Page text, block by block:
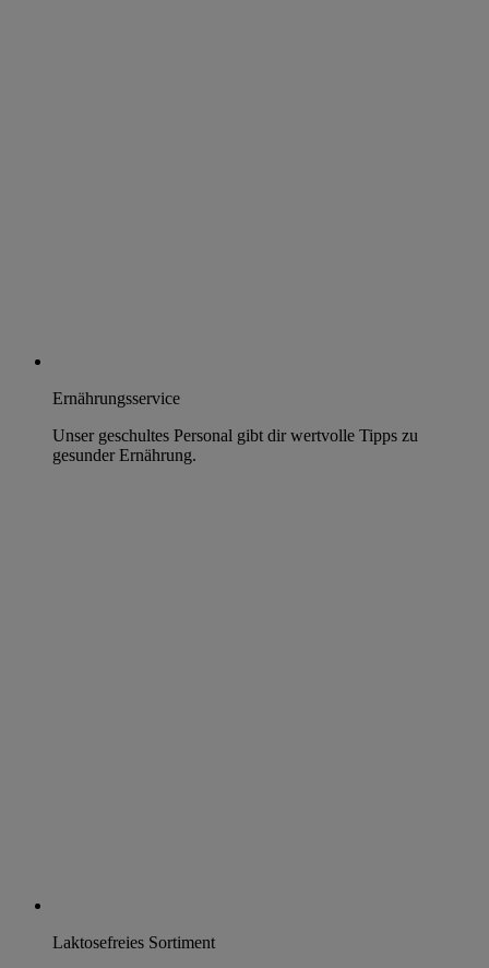
Ernährungsservice
Unser geschultes Personal gibt dir wertvolle Tipps zu
gesunder Ernährung.
Laktosefreies Sortiment